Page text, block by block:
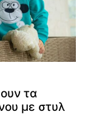
τα
με στυλ